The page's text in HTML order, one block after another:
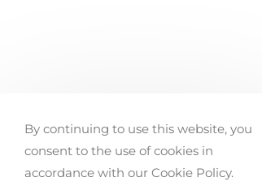
By continuing to use this website, you
consent to the use of cookies in
accordance with our Cookie Policy.